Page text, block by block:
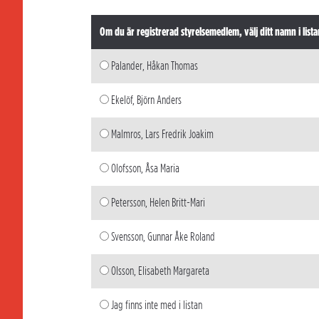
Om du är registrerad styrelsemedlem, välj ditt namn i
Palander, Håkan Thomas
Ekelöf, Björn Anders
Malmros, Lars Fredrik Joakim
Olofsson, Åsa Maria
Petersson, Helen Britt-Mari
Svensson, Gunnar Åke Roland
Olsson, Elisabeth Margareta
Jag finns inte med i listan